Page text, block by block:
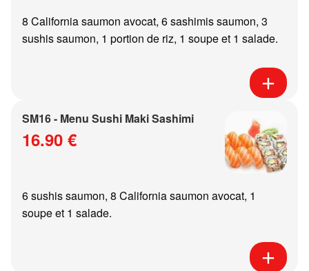
8 California saumon avocat, 6 sashimis saumon, 3
sushis saumon, 1 portion de riz, 1 soupe et 1 salade.
SM16 - Menu Sushi Maki Sashimi
16.90 €
6 sushis saumon, 8 California saumon avocat, 1
soupe et 1 salade.